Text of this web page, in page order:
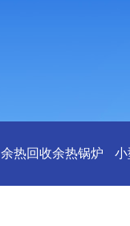
余热回收余热锅炉 小